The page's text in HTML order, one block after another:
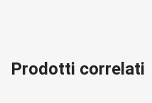
Prodotti correlati